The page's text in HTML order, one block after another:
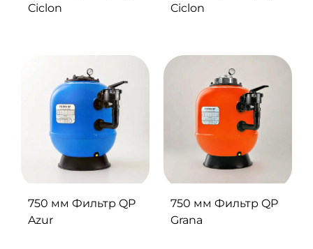
Ciclon
Ciclon
750 мм Фильтр QP
Azur
750 мм Фильтр QP
Grana